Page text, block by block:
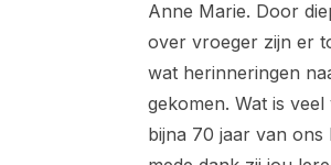
Anne Marie. Door
over vroeger zijn er
wat herinneringen
gekomen. Wat is
bijna 70 jaar van ons